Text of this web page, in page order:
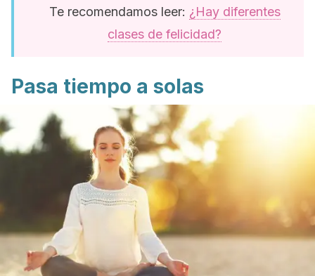
Te recomendamos leer: ¿Hay diferentes
clases de felicidad?
Pasa tiempo a solas